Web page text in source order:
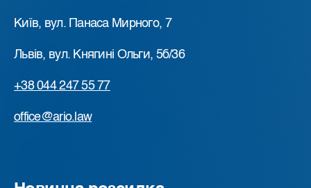
Київ, вул. Панаса Мирного, 7
Львів, вул. Княгині Ольги, 5б/36
+38 044 247 55 77
office@ario.law